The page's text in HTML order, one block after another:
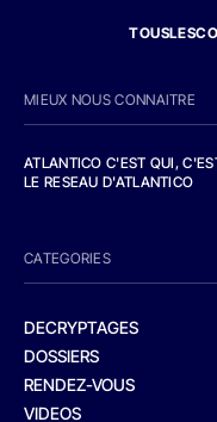
MIEUX NOUS CONNAITRE
ATLANTICO C'EST QUI,
LE RESEAU D'ATLANTICO
CATEGORIES
DECRYPTAGES
DOSSIERS
RENDEZ-VOUS
VIDEOS